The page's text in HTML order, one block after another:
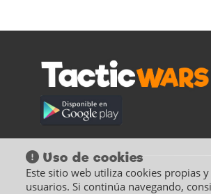
Uso de cookies
Este sitio web utiliza cookies propias
usuarios. Si continúa navegando,